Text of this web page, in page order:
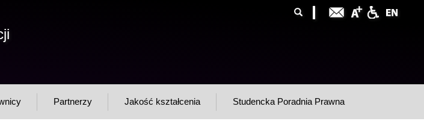
Partnerzy Jakość kształcenia Studencka Poradnia Prawna